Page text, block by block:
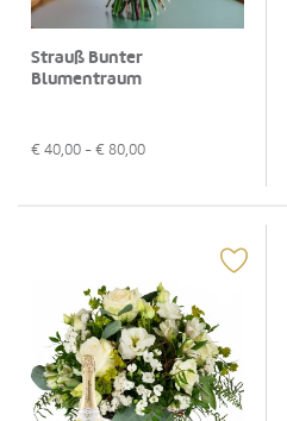
Strauß Bunter
Blumentraum
€ 40,00 - € 80,00